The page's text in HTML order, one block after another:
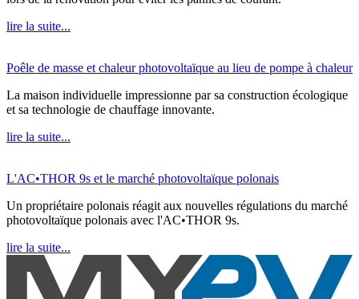
lire la suite...
Poêle de masse et chaleur photovoltaïque au lieu de pompe à chaleur
La maison individuelle impressionne par sa construction écologique
et sa technologie de chauffage innovante.
lire la suite...
L'AC•THOR 9s et le marché photovoltaïque polonais
Un propriétaire polonais réagit aux nouvelles régulations du marché
photovoltaïque polonais avec l'AC•THOR 9s.
lire la suite...